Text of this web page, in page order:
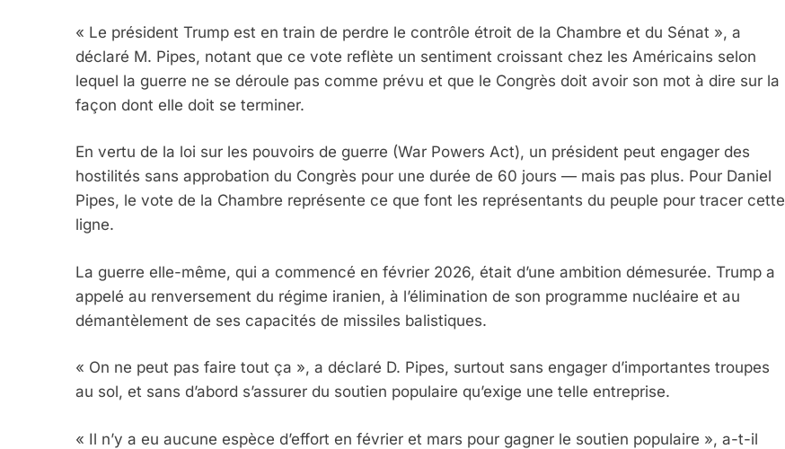
« Le président Trump est en train de perdre le contrôle étroit de la Chambre et du Sénat », a
déclaré M. Pipes, notant que ce vote reflète un sentiment croissant chez les Américains selon
lequel la guerre ne se déroule pas comme prévu et que le Congrès doit avoir son mot à dire sur la
façon dont elle doit se terminer.
En vertu de la loi sur les pouvoirs de guerre (War Powers Act), un président peut engager des
hostilités sans approbation du Congrès pour une durée de 60 jours — mais pas plus. Pour Daniel
Pipes, le vote de la Chambre représente ce que font les représentants du peuple pour tracer cette
ligne.
La guerre elle-même, qui a commencé en février 2026, était d’une ambition démesurée. Trump a
appelé au renversement du régime iranien, à l’élimination de son programme nucléaire et au
démantèlement de ses capacités de missiles balistiques.
« On ne peut pas faire tout ça », a déclaré D. Pipes, surtout sans engager d’importantes troupes
au sol, et sans d’abord s’assurer du soutien populaire qu’exige une telle entreprise.
« Il n’y a eu aucune espèce d’effort en février et mars pour gagner le soutien populaire », a-t-il